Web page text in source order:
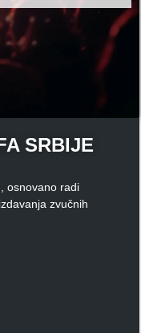
SRBIJE
osnovano radi
zvučnih